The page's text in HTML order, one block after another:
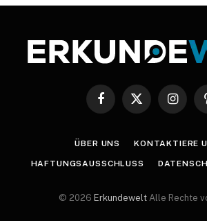
Facebook
X
Instagram
ÜBER UNS KONTAKTIERE
HAFTUNGSAUSSCHLUSS
© 2026 Erkundewelt Alle Rechte